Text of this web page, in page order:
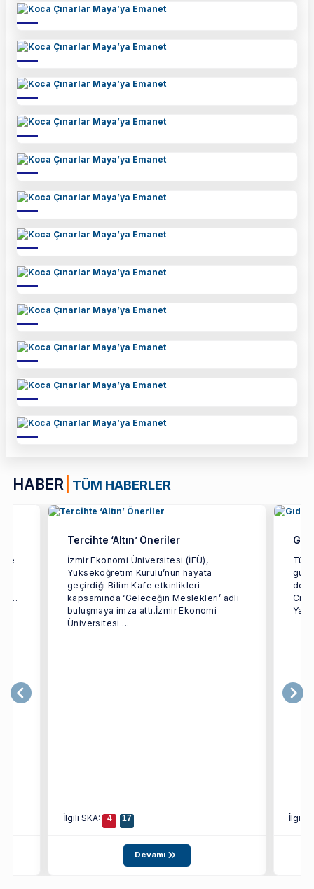
HABER TÜM HABERLER
...
Tercihte ‘Altın’ Öneriler
İzmir Ekonomi Üniversitesi (İEÜ),
Yükseköğretim Kurulu’nun hayata
geçirdiği Bilim Kafe etkinlikleri
kapsamında ‘Geleceğin Meslekleri’ adlı
buluşmaya imza attı.İzmir Ekonomi
Üniversitesi ...
İlgili SKA: 4 17
Devamı
İlgili